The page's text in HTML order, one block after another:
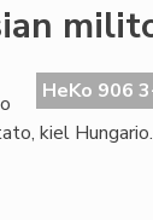
HeKo 906
kiel Hungario.